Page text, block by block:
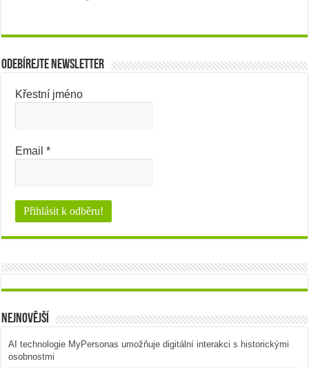
Odebírejte newsletter
Křestní jméno
Email*
Nejnovější
AI technologie MyPersonas umožňuje digitální interakci s historickými
osobnostmi